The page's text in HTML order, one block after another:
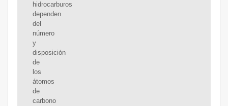
hidrocarburos
dependen
del
número
y
disposición
de
los
átomos
de
carbono